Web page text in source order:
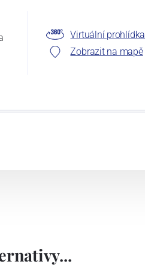
Virtuální prohlídka
Zobrazit na mapě